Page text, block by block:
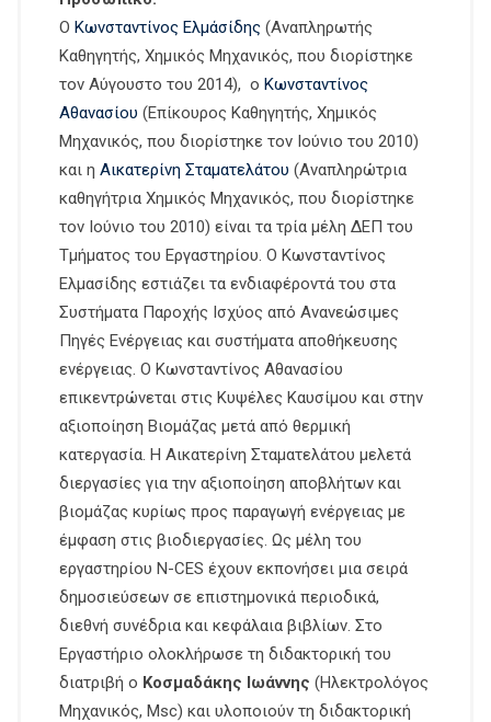
Ο Κωνσταντίνος Ελμάσίδης (Αναπληρωτής
Καθηγητής, Χημικός Μηχανικός, που διορίστηκε
τον Αύγουστο του 2014), ο Κωνσταντίνος
Αθανασίου (Επίκουρος Καθηγητής, Χημικός
Μηχανικός, που διορίστηκε τον Ιούνιο του 2010)
και η Αικατερίνη Σταματελάτου (Αναπληρώτρια
καθηγήτρια Χημικός Μηχανικός, που διορίστηκε
τον Ιούνιο του 2010) είναι τα τρία μέλη ΔΕΠ του
Τμήματος του Εργαστηρίου. Ο Κωνσταντίνος
Ελμασίδης εστιάζει τα ενδιαφέροντά του στα
Συστήματα Παροχής Ισχύος από Ανανεώσιμες
Πηγές Ενέργειας και συστήματα αποθήκευσης
ενέργειας. Ο Κωνσταντίνος Αθανασίου
επικεντρώνεται στις Κυψέλες Καυσίμου και στην
αξιοποίηση Βιομάζας μετά από θερμική
κατεργασία. Η Αικατερίνη Σταματελάτου μελετά
διεργασίες για την αξιοποίηση αποβλήτων και
βιομάζας κυρίως προς παραγωγή ενέργειας με
έμφαση στις βιοδιεργασίες. Ως μέλη του
εργαστηρίου N-CES έχουν εκπονήσει μια σειρά
δημοσιεύσεων σε επιστημονικά περιοδικά,
διεθνή συνέδρια και κεφάλαια βιβλίων. Στο
Εργαστήριο ολοκλήρωσε τη διδακτορική του
διατριβή ο Κοσμαδάκης Ιωάννης (Ηλεκτρολόγος
Μηχανικός, Msc) και υλοποιούν τη διδακτορική